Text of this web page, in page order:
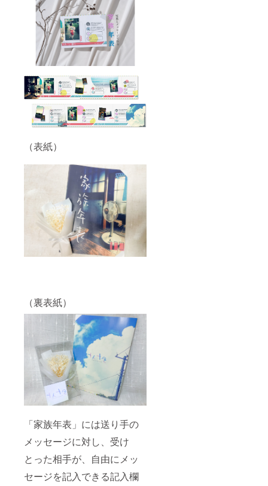
（表紙）
（裏表紙）
「家族年表」には送り手の
メッセージに対し、受け
とった相手が、自由にメッ
セージを記入できる記入欄